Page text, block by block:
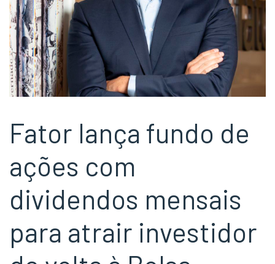
Fator lança fundo de
ações com
dividendos mensais
para atrair investidor